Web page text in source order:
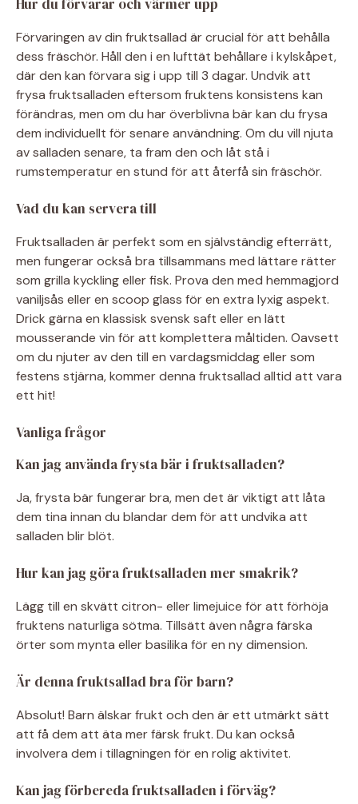
Hur du förvarar och värmer upp
Förvaringen av din fruktsallad är crucial för att behålla
dess fräschör. Håll den i en lufttät behållare i kylskåpet,
där den kan förvara sig i upp till 3 dagar. Undvik att
frysa fruktsalladen eftersom fruktens konsistens kan
förändras, men om du har överblivna bär kan du frysa
dem individuellt för senare användning. Om du vill njuta
av salladen senare, ta fram den och låt stå i
rumstemperatur en stund för att återfå sin fräschör.
Vad du kan servera till
Fruktsalladen är perfekt som en självständig efterrätt,
men fungerar också bra tillsammans med lättare rätter
som grilla kyckling eller fisk. Prova den med hemmagjord
vaniljsås eller en scoop glass för en extra lyxig aspekt.
Drick gärna en klassisk svensk saft eller en lätt
mousserande vin för att komplettera måltiden. Oavsett
om du njuter av den till en vardagsmiddag eller som
festens stjärna, kommer denna fruktsallad alltid att vara
ett hit!
Vanliga frågor
Kan jag använda frysta bär i fruktsalladen?
Ja, frysta bär fungerar bra, men det är viktigt att låta
dem tina innan du blandar dem för att undvika att
salladen blir blöt.
Hur kan jag göra fruktsalladen mer smakrik?
Lägg till en skvätt citron- eller limejuice för att förhöja
fruktens naturliga sötma. Tillsätt även några färska
örter som mynta eller basilika för en ny dimension.
Är denna fruktsallad bra för barn?
Absolut! Barn älskar frukt och den är ett utmärkt sätt
att få dem att äta mer färsk frukt. Du kan också
involvera dem i tillagningen för en rolig aktivitet.
Kan jag förbereda fruktsalladen i förväg?